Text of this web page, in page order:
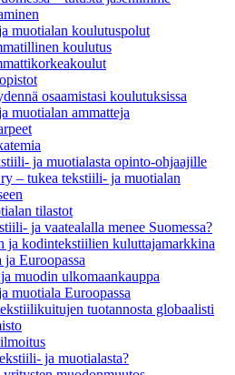
muotialan koulutuspolut
koulutus
osaamistasi koulutuksissa
muotialan ammatteja
ja muotialasta opinto-ohjaajille
– tukea tekstiili- ja muotialan
tilastot
ja vaatealalla menee Suomessa?
ja kodintekstiilien kuluttajamarkkina
ja Euroopassa
muodin ulkomaankauppa
muotiala Euroopassa
tuotannosta globaalisti
ja muotialasta?